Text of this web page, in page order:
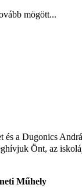
mögött...
és a Dugonics
Önt, az
Műhely